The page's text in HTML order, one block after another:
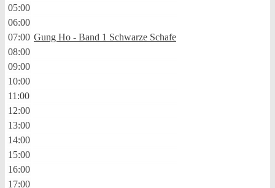
05:00
06:00
07:00 Gung Ho - Band 1 Schwarze Schafe
08:00
09:00
10:00
11:00
12:00
13:00
14:00
15:00
16:00
17:00